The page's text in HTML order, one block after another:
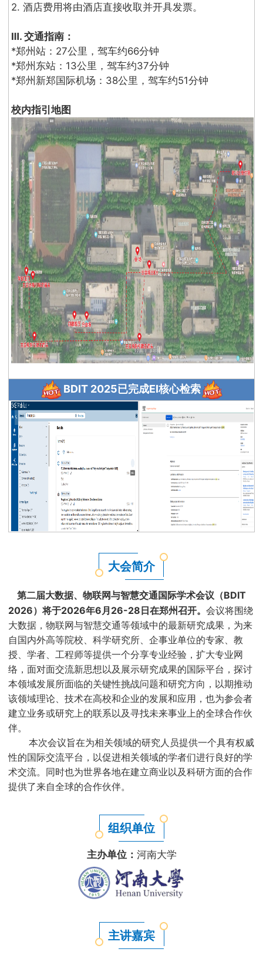
2. 酒店费用将由酒店直接收取并开具发票。
Ⅲ. 交通指南：
*郑州站：27公里，驾车约66分钟
*郑州东站：13公里，驾车约37分钟
*郑州新郑国际机场：38公里，驾车约51分钟
校内指引地图
BDIT 2025已完成EI核心检索
大会简介
第二届大数据、物联网与智慧交通国际学术会议（BDIT
2026）将于2026年6月26-28日在郑州召开。 会议将围绕
大数据，物联网与智慧交通等领域中的最新研究成果，为来
自国内外高等院校、科学研究所、企事业单位的专家、教
授、学者、工程师等提供一个分享专业经验，扩大专业网
络，面对面交流新思想以及展示研究成果的国际平台，探讨
本领域发展所面临的关键性挑战问题和研究方向，以期推动
该领域理论、技术在高校和企业的发展和应用，也为参会者
建立业务或研究上的联系以及寻找未来事业上的全球合作伙
伴。
本次会议旨在为相关领域的研究人员提供一个具有权威
性的国际交流平台，以促进相关领域的学者们进行良好的学
术交流。同时也为世界各地在建立商业以及科研方面的合作
提供了来自全球的合作伙伴。
组织单位
主办单位： 河南大学
主讲嘉宾